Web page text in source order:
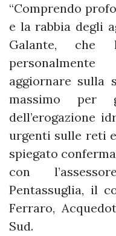
“Comprendo
e la rabbia degli
Galante, che
aggiornare sulla
massimo per
dell’erogazione
urgenti sulle reti
spiegato
con
Pentassuglia, il
Ferraro,
Sud.